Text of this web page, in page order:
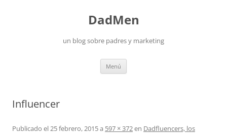
DadMen
un blog sobre padres y marketing
Menú
Influencer
Publicado el25 febrero, 2015a 597 × 372en Dadfluencers, los